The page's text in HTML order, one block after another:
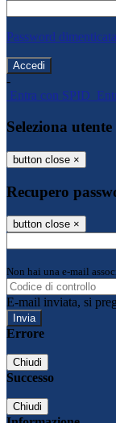
Password
-
Entra con SPID
Seleziona utente
button close ×
Recupero
button close ×
Non hai una e-mail
E-mail inviata, si
Errore
Chiudi
Successo
Chiudi